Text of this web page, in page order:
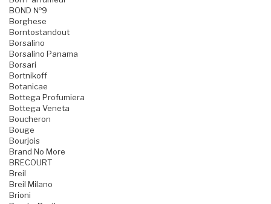
BOND №9
Borghese
Borntostandout
Borsalino
Borsalino Panama
Borsari
Bortnikoff
Botanicae
Bottega Profumiera
Bottega Veneta
Boucheron
Bouge
Bourjois
Brand No More
BRECOURT
Breil
Breil Milano
Brioni